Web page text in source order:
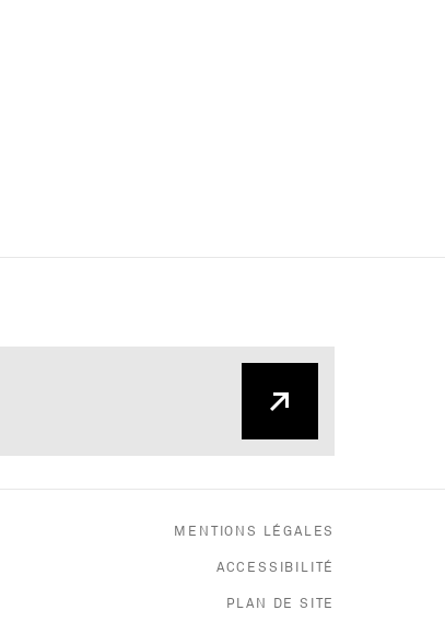
MENTIONS LÉGALES
ACCESSIBILITÉ
PLAN DE SITE